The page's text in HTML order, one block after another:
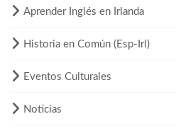
Aprender Inglés en Irlanda
Historia en Común (Esp-Irl)
Eventos Culturales
Noticias